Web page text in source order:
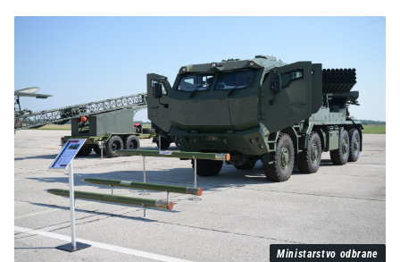
Ministarstvo odbrane